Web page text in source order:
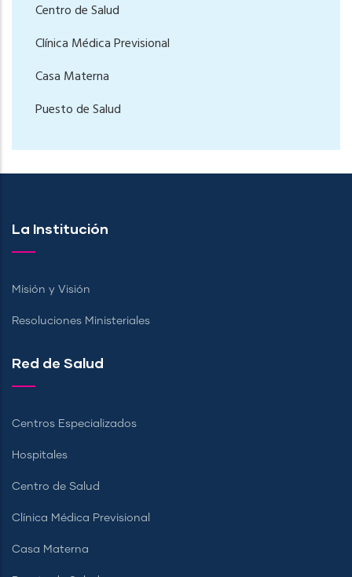
Centro de Salud
Clínica Médica Previsional
Casa Materna
Puesto de Salud
La Institución
Misión y Visión
Resoluciones Ministeriales
Red de Salud
Centros Especializados
Hospitales
Centro de Salud
Clínica Médica Previsional
Casa Materna